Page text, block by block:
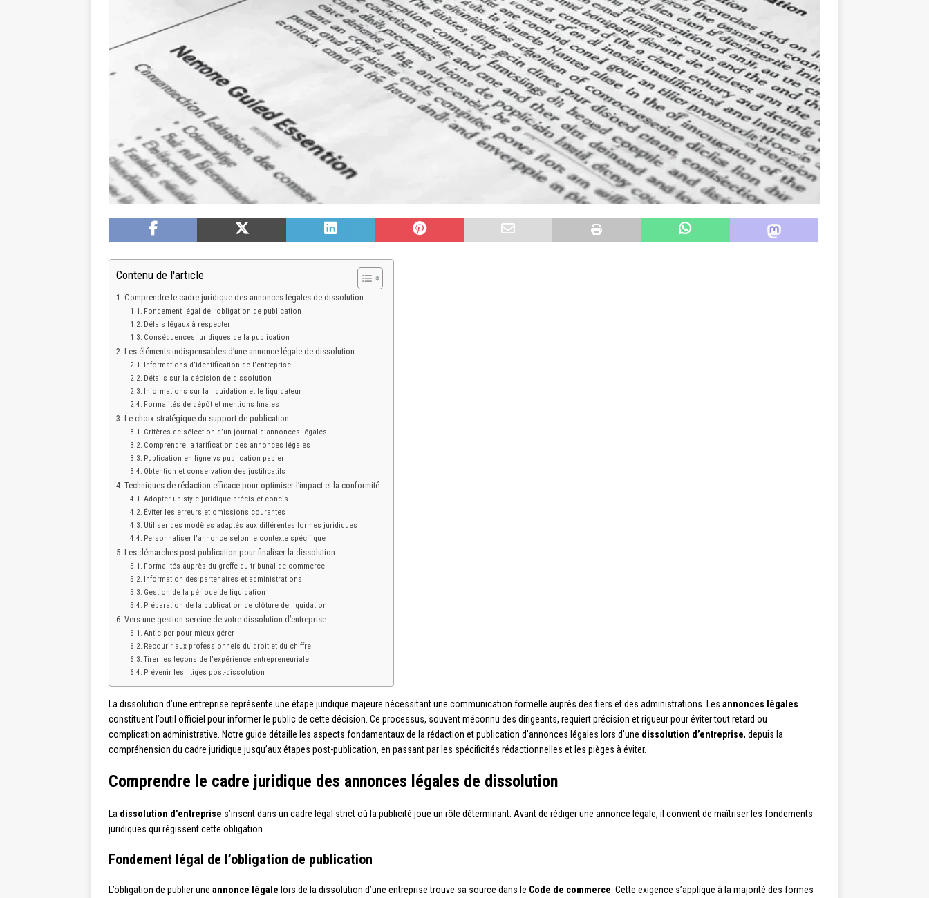
Contenu de l'article
Comprendre le cadre juridique des annonces légales de dissolution
Fondement légal de l’obligation de publication
Délais légaux à respecter
Conséquences juridiques de la publication
Les éléments indispensables d’une annonce légale de dissolution
Informations d’identification de l’entreprise
Détails sur la décision de dissolution
Informations sur la liquidation et le liquidateur
Formalités de dépôt et mentions finales
Le choix stratégique du support de publication
Critères de sélection d’un journal d’annonces légales
Comprendre la tarification des annonces légales
Publication en ligne vs publication papier
Obtention et conservation des justificatifs
Techniques de rédaction efficace pour optimiser l’impact et la conformité
Adopter un style juridique précis et concis
Éviter les erreurs et omissions courantes
Utiliser des modèles adaptés aux différentes formes juridiques
Personnaliser l’annonce selon le contexte spécifique
Les démarches post-publication pour finaliser la dissolution
Formalités auprès du greffe du tribunal de commerce
Information des partenaires et administrations
Gestion de la période de liquidation
Préparation de la publication de clôture de liquidation
Vers une gestion sereine de votre dissolution d’entreprise
Anticiper pour mieux gérer
Recourir aux professionnels du droit et du chiffre
Tirer les leçons de l’expérience entrepreneuriale
Prévenir les litiges post-dissolution
La dissolution d’une entreprise représente une étape juridique majeure nécessitant une communication formelle auprès des tiers et des administrations. Les annonces légales
constituent l’outil officiel pour informer le public de cette décision. Ce processus, souvent méconnu des dirigeants, requiert précision et rigueur pour éviter tout retard ou
complication administrative. Notre guide détaille les aspects fondamentaux de la rédaction et publication d’annonces légales lors d’une dissolution d’entreprise, depuis la
compréhension du cadre juridique jusqu’aux étapes post-publication, en passant par les spécificités rédactionnelles et les pièges à éviter.
Comprendre le cadre juridique des annonces légales de dissolution
La dissolution d’entreprise s’inscrit dans un cadre légal strict où la publicité joue un rôle déterminant. Avant de rédiger une annonce légale, il convient de maîtriser les fondements
juridiques qui régissent cette obligation.
Fondement légal de l’obligation de publication
L’obligation de publier une annonce légale lors de la dissolution d’une entreprise trouve sa source dans le Code de commerce . Cette exigence s’applique à la majorité des formes